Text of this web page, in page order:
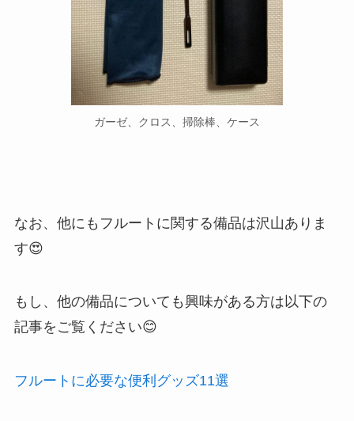
ガーゼ、クロス、掃除棒、ケース
なお、他にもフルートに関する備品は沢山ありま
す😍
もし、他の備品についても興味がある方は以下の
記事をご覧ください😊
フルートに必要な便利グッズ11選